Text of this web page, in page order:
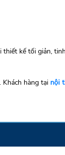
kế tối giản,
hàng tại nội